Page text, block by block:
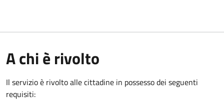
A chi è rivolto
Il servizio è rivolto alle cittadine in possesso dei seguenti
requisiti: